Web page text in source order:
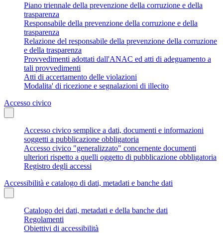
Piano triennale della prevenzione della corruzione e della
trasparenza
Responsabile della prevenzione della corruzione e della
trasparenza
Relazione del responsabile della prevenzione della corruzione
e della trasparenza
Provvedimenti adottati dall'ANAC ed atti di adeguamento a
tali provvedimenti
Atti di accertamento delle violazioni
Modalita' di ricezione e segnalazioni di illecito
Accesso civico
Accesso civico semplice a dati, documenti e informazioni
soggetti a pubblicazione obbligatoria
Accesso civico "generalizzato" concernente documenti
ulteriori rispetto a quelli oggetto di pubblicazione obbligatoria
Registro degli accessi
Accessibilità e catalogo di dati, metadati e banche dati
Catalogo dei dati, metadati e della banche dati
Regolamenti
Obiettivi di accessibilità